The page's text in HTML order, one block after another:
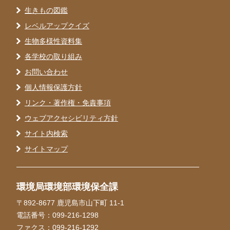
生きもの図鑑
レベルアップクイズ
生物多様性資料集
各学校の取り組み
お問い合わせ
個人情報保護方針
リンク・著作権・免責事項
ウェブアクセシビリティ方針
サイト内検索
サイトマップ
環境局環境部環境保全課
〒892-8677 鹿児島市山下町 11-1
電話番号：099-216-1298
ファクス：099-216-1292